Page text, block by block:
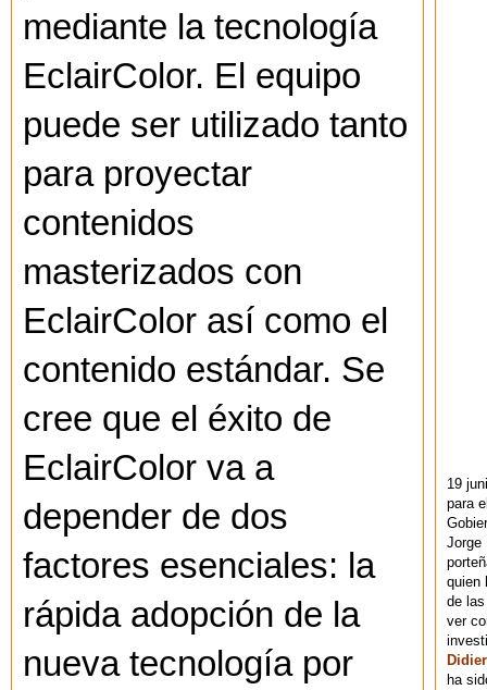
mediante la tecnología
EclairColor. El equipo
puede ser utilizado tanto
para proyectar
contenidos
masterizados con
EclairColor así como el
contenido estándar. Se
cree que el éxito de
EclairColor va a
depender de dos
factores esenciales: la
rápida adopción de la
nueva tecnología por
19
para
Jorge
quien
de
ver
Didier
ha